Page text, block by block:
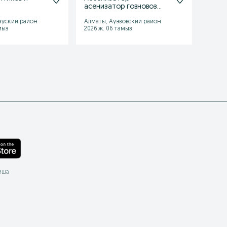
район
асенизатор говновоз
Алматы, Ауэзовский район
2026 ж. 06 тамыз